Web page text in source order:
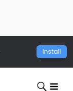
Install